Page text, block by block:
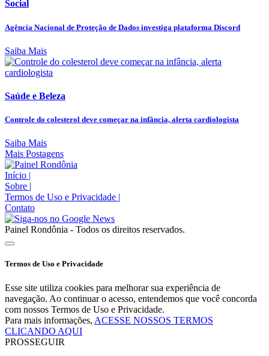
Social
Agência Nacional de Proteção de Dados investiga plataforma Discord
Saiba Mais
Saúde e Beleza
Controle do colesterol deve começar na infância, alerta cardiologista
Saiba Mais
Mais Postagens
Início |
Sobre |
Termos de Uso e Privacidade |
Contato
Painel Rondônia - Todos os direitos reservados.
Termos de Uso e Privacidade
Esse site utiliza cookies para melhorar sua experiência de
navegação. Ao continuar o acesso, entendemos que você concorda
com nossos Termos de Uso e Privacidade.
Para mais informações, ACESSE NOSSOS TERMOS
CLICANDO AQUI
PROSSEGUIR